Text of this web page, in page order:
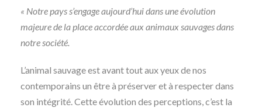
« Notre pays s’engage aujourd’hui dans une évolution
majeure de la place accordée aux animaux sauvages dans
notre société.
L’animal sauvage est avant tout aux yeux de nos
contemporains un être à préserver et à respecter dans
son intégrité. Cette évolution des perceptions, c’est la